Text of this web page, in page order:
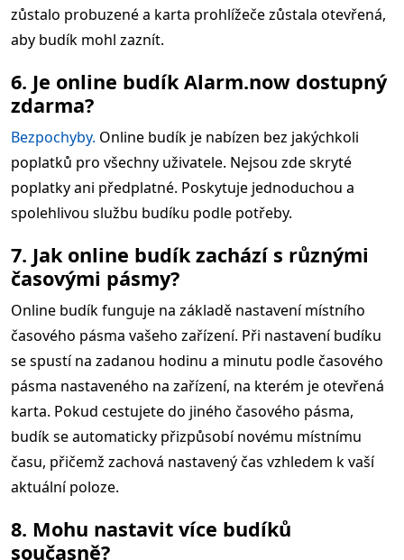
zůstalo probuzené a karta prohlížeče zůstala otevřená,
aby budík mohl zaznít.
6. Je online budík Alarm.now dostupný
zdarma?
Bezpochyby. Online budík je nabízen bez jakýchkoli
poplatků pro všechny uživatele. Nejsou zde skryté
poplatky ani předplatné. Poskytuje jednoduchou a
spolehlivou službu budíku podle potřeby.
7. Jak online budík zachází s různými
časovými pásmy?
Online budík funguje na základě nastavení místního
časového pásma vašeho zařízení. Při nastavení budíku
se spustí na zadanou hodinu a minutu podle časového
pásma nastaveného na zařízení, na kterém je otevřená
karta. Pokud cestujete do jiného časového pásma,
budík se automaticky přizpůsobí novému místnímu
času, přičemž zachová nastavený čas vzhledem k vaší
aktuální poloze.
8. Mohu nastavit více budíků
současně?